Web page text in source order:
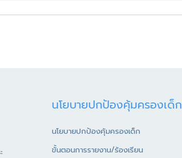
นโยบายปกป้องคุ้มครองเด็ก
นโยบายปกป้องคุ้มครองเด็ก
ขั้นตอนการรายงาน/ร้องเรียน